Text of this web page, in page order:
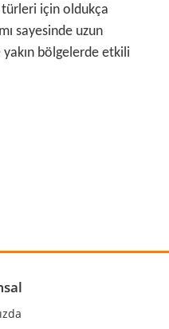
türleri için oldukça
sayesinde uzun
bölgelerde etkili
bulunuyor.